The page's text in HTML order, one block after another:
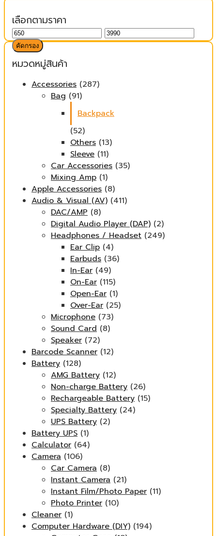
เลือกตามราคา
ราคา
ต่ำ
สุด
ราคา
สูงสุด
คัดกรอง
หมวดหมู่สินค้า
Accessories (287)
Bag (91)
Backpack
(52)
Others (13)
Sleeve (11)
Car Accessories (35)
Mixing Amp (1)
Apple Accessories (8)
Audio & Visual (AV) (411)
DAC/AMP (8)
Digital Audio Player (DAP) (2)
Headphones / Headset (249)
Ear Clip (4)
Earbuds (36)
In-Ear (49)
On-Ear (115)
Open-Ear (1)
Over-Ear (25)
Microphone (73)
Sound Card (8)
Speaker (72)
Barcode Scanner (12)
Battery (128)
AMG Battery (12)
Non-charge Battery (26)
Rechargeable Battery (15)
Specialty Battery (24)
UPS Battery (2)
Battery UPS (1)
Calculator (64)
Camera (106)
Car Camera (8)
Instant Camera (21)
Instant Film/Photo Paper (11)
Photo Printer (10)
Cleaner (1)
Computer Hardware (DIY) (194)